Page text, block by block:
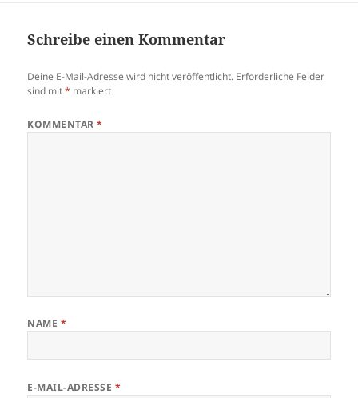
Schreibe einen Kommentar
Deine E-Mail-Adresse wird nicht veröffentlicht. Erforderliche Felder
sind mit* markiert
KOMMENTAR*
NAME *
E-MAIL-ADRESSE *